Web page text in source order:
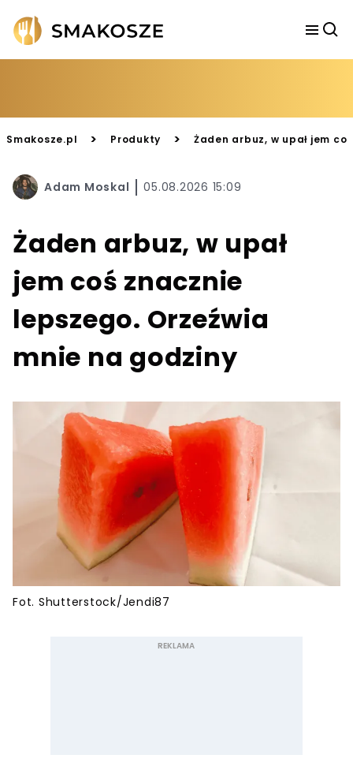
Smakosze.pl > Produkty > Żaden arbuz, w upał jem
Adam Moskal 05.08.2026 15:09
Żaden arbuz, w upał
jem coś znacznie
lepszego. Orzeźwia
mnie na godziny
Fot. Shutterstock/Jendi87